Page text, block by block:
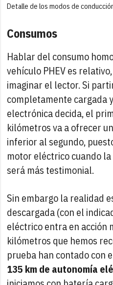
Detalle de los modos de
Consumos
Hablar del consumo
vehículo PHEV es
imaginar el lector. Si
completamente cargada
electrónica decida, el
kilómetros va a ofrecer
inferior al segundo,
motor eléctrico cuando
será más testimonial.
Sin embargo la realidad
descargada (con el
eléctrico entra en acción
kilómetros que hemos
prueba han contado con
135 km de autonomía